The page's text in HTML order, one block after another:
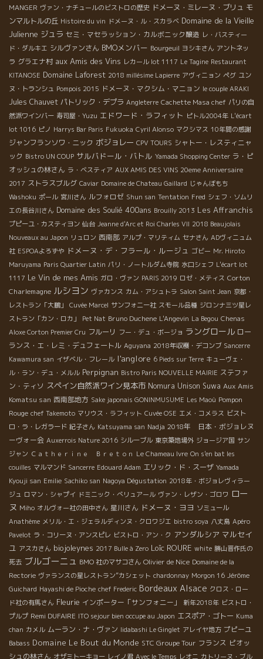
MANGER ヴァン・ナチュールのビストロの歴史 ドメーヌ・ミレーヌ・ブリュ モ
ンマルトルの丘 Histoire du vin ドメーヌ・ル・スカラベ Domaine de la Vieille
Julienne ジュラ セミ・マセラッション・カルボニック醸造 レ・バスティー
ド・ダルキエ シルヴァンさん BMOメンバー Bourgeuil ヨシキさん アントネッ
ラ グラエナ村 aux Amis des Vins レカール lot 1117 Le Tagine Restaurant
KITANOSE Domaine Laforest 2018 millésime Lapierre アヴィニョン ペグ ユン
ヌ・トランシュ Pompois 2015 ドメーヌ・マクシム・マニョン le couple ARAKI
Jules Chauvet パトリック・デプラ Angleterre Cachette Masa chef パリの自
然派ワインバー 寿司屋・Yuzu エドワード・ラフィット ピトル2004年 L'écart
lot 1016 ピノ Harrys Bar Paris Fukuoka Cyril Alonso マクシマス 10年間の感謝
ジャンフランソワ・ニック ボジョレー CPV TOURS シャトー・レスティニャ
ック Bistro UN COUP サルバドール・バトル Yamada Shopping Center ラ・ピ
オッシュの林さん ラ・ベスティア AUX AMIS DES VINS 20eme Anniversaire
2017 ストラスブルグ Caviar Domaine de Chateau Gaillard じゃんぼもち
Washoku ポール 宮川さん ルフォロゼ Shun san Tentation Fred シェフ・ソムリ
エの長谷川さん Domaine des Soulié 400ans Brouilly 2013 Les Affranchis
プピーユ・カスティヨン 仙台 Jeanne d'Arc et Roi Charles VII 2018 Beaujolais
Nouveaux au Japon リュロン 西南部 アルプ・マリティム セナさん ADヴィニュム
社 ESPOAよろずや ドメーヌ・デ・フラール・ルージュ ゴビー Mr. Hiroto
Maruyama Paris Quartier Latin パリ・ノートルダム寺院 水口シェフ L'écart lot
1117 Le Vin de mes Amis ガロ・ヴァン PARIS 2019 ロゼ・メティス Corton
Charlemagne ルシヨン ヴァカンス カム・アシュトラ Salon Saint Jean 京都・
レストラン「大鵬」
Cuvée Marcel サンフォニー社 スモール品種 ジロンナ三ツ星レ
ストラン「カン・ロカ」
Pet Nat Bruno Duchene L'Angevin La Begou Chenas
Aloxe Corton Premier Cru フルーリ フー・デュ・ボージョ ラングロール ロー
ランス・エ・レミ・デュフェートル Aguyana 2018年収穫・デコンブ Sancerre
Kawamura san イザベル・フレール l'anglore 6 Pieds sur Terre キューヴェ・
ル・ラン・デュ・メルル Perpignan Bistro Paris NOUVELLE MAIRIE ステファ
ン・ティソ スペイン自然派ワイン見本市 Nomura Unison Suwa Aux Amis
Komatsu san 西南部地方 Sake japonais GONINMUSUME Les Maoù Pompon
Rouge chef Takemoto マリウス・ラフィット Cuvée OSE エメ・コメラス ビスト
ロ・ラ・レガラード 紀子さん Katsuyama san Nadja 2018年 日本・ボジョレヌ
ーヴォー会 Auxerrois Nature 2016 シルーブル 東京築地場外 ジョージア国 サン
ジャン Ｃａｔｈｅｒｉｎｅ Ｂｒｅｔｏｎ Le Chameau Ivre On s'en bat les
couilles マルマンド Sancerre Edouard Adam エリック・ド・スーザ Yamada
Kyouji san Emilie Sachiko san Nagoya Dégustation 2018年・ボジョレヴィラー
ジュ ロマン・シャプイ ドミニック・べリュアール ヴァン・レザン・ゴロワ ロー
ヌ Miho オルヴォー社の田中さん 星川さん ドメーヌ・ヨヨ ソミュール
Anathème メリル・エ・ジェラルディンヌ・クロワジエ bistro soya 八丈島 Apéro
Pavelot ラ・コリーヌ・アンスピレ ビストロ・アン・ク アンダルシア マルセイ
ユ アスカさん biojoleynes 2017 Bulle à Zero Loïc ROURE white 勝山晋作氏の
死去 ブルゴーニュ BMO 社のマサコさん Olivier de Nice Domaine de la
Rectorie ヴァランスの星レストラン”カシェット chardonnay Morgon 16 Jérôme
Guichard Hayashi de Pioche chef Frederic Bordeaux Alsace クロス・ロー
ド社の有馬さん Fleurie インポーター「サンフォニー」 新年2018年 ビストロ・
プルプ Remi DUFAIRE ITO sejour bien occupe au Japon エスポア・ゴトー Kuma
chan カメル ムーラン・ナ・ヴァン Iidabashi Le Ginglet アレイヤ地方 プピーユ
Babass Domaine Le Bout du Monde STC Groupe Tour フランス ピオッ
シュの林さん オザミトーキョー レイノ君 Avec le Temps レオニ カトリーヌ・ブル